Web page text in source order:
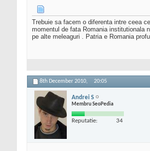
Trebuie sa facem o diferenta intre ceea
momentul de fata Romania institutionala
pe alte meleaguri . Patria e Romania
8th December 2010, 20:05
Andrei S
Membru SeoPedia
Reputatie: 34